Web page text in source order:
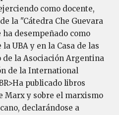
como docente,
la "Cátedra Che Guevara
ha desempeñado como
UBA y en la Casa de las
la Asociación Argentina
de la International
publicado libros
Marx y sobre el marxismo
declarándose a